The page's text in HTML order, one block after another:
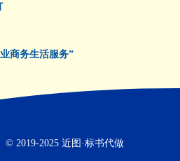
商务生活服务”
© 2019-2025 近图·标书代做